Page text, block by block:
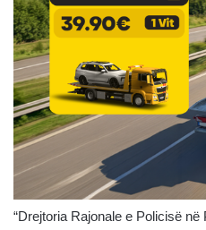
“Drejtoria Rajonale e Policisë